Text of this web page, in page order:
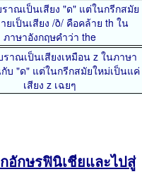
าณเป็นเสียง "ด" แต่ในกรีกสมัย
ยเป็นเสียง /ð/ คือคล้าย th ใน
ภาษาอังกฤษคำว่า the
ราณเป็นเสียงเหมือน z ในภาษา
บ "ด" แต่ในกรีกสมัยใหม่เป็นแค่
เสียง z เฉยๆ
อักษรฟินิเชียและไปสู่